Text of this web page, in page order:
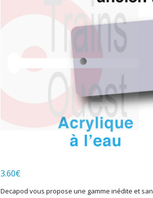
3.60€
Decapod vous propose une gamme inédite et